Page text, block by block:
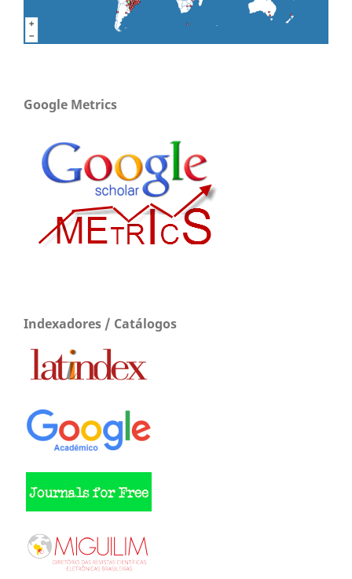
Google Metrics
Indexadores / Catálogos